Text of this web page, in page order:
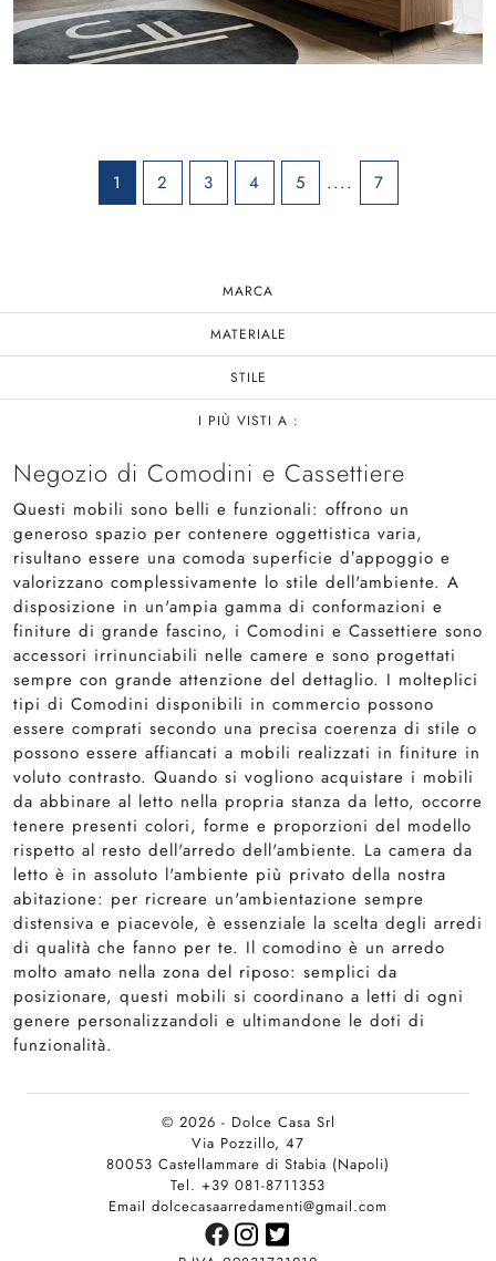
MARCA
MATERIALE
STILE
I PIÙ VISTI A :
1 2 3 4 5 .... 7
Negozio di Comodini e Cassettiere
Questi mobili sono belli e funzionali: offrono un
generoso spazio per contenere oggettistica varia,
risultano essere una comoda superficie d’appoggio e
valorizzano complessivamente lo stile dell'ambiente. A
disposizione in un'ampia gamma di conformazioni e
finiture di grande fascino, i Comodini e Cassettiere sono
accessori irrinunciabili nelle camere e sono progettati
sempre con grande attenzione del dettaglio. I molteplici
tipi di Comodini disponibili in commercio possono
essere comprati secondo una precisa coerenza di stile o
possono essere affiancati a mobili realizzati in finiture in
voluto contrasto. Quando si vogliono acquistare i mobili
da abbinare al letto nella propria stanza da letto, occorre
tenere presenti colori, forme e proporzioni del modello
rispetto al resto dell'arredo dell'ambiente. La camera da
letto è in assoluto l'ambiente più privato della nostra
abitazione: per ricreare un'ambientazione sempre
distensiva e piacevole, è essenziale la scelta degli arredi
di qualità che fanno per te. Il comodino è un arredo
molto amato nella zona del riposo: semplici da
posizionare, questi mobili si coordinano a letti di ogni
genere personalizzandoli e ultimandone le doti di
funzionalità.
© 2026 - Dolce Casa Srl
Via Pozzillo, 47
80053 Castellammare di Stabia (Napoli)
Tel. +39 081-8711353
Email dolcecasaarredamenti@gmail.com